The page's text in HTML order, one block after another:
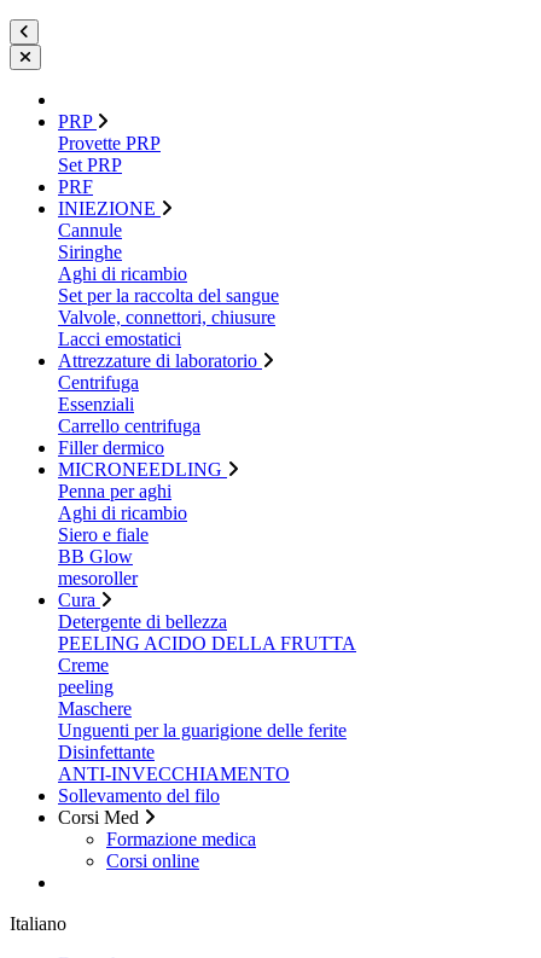
PRP
Provette PRP
Set PRP
PRF
INIEZIONE
Cannule
Siringhe
Aghi di ricambio
Set per la raccolta del sangue
Valvole, connettori, chiusure
Lacci emostatici
Attrezzature di laboratorio
Centrifuga
Essenziali
Carrello centrifuga
Filler dermico
MICRONEEDLING
Penna per aghi
Aghi di ricambio
Siero e fiale
BB Glow
mesoroller
Cura
Detergente di bellezza
PEELING ACIDO DELLA FRUTTA
Creme
peeling
Maschere
Unguenti per la guarigione delle ferite
Disinfettante
ANTI-INVECCHIAMENTO
Sollevamento del filo
Corsi Med
Formazione medica
Corsi online
Italiano